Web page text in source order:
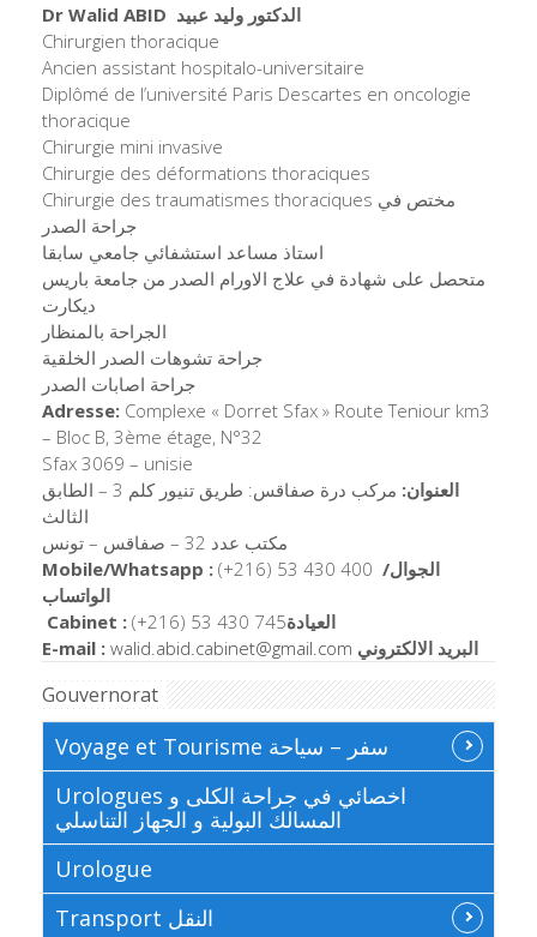
Dr Walid ABID الدكتور وليد عبيد
Chirurgien thoracique
Ancien assistant hospitalo-universitaire
Diplômé de l’université Paris Descartes en oncologie
thoracique
Chirurgie mini invasive
Chirurgie des déformations thoraciques
Chirurgie des traumatismes thoraciques مختص في
جراحة الصدر
استاذ مساعد استشفائي جامعي سابقا
متحصل على شهادة في علاج الاورام الصدر من جامعة باريس
ديكارت
الجراحة بالمنظار
جراحة تشوهات الصدر الخلقية
جراحة اصابات الصدر
Adresse: Complexe « Dorret Sfax » Route Teniour km3
– Bloc B, 3ème étage, N°32
Sfax 3069 – unisie
العنوان:
مركب درة صفاقس: طريق تنيور كلم 3 – الطابق
الثالث
مكتب عدد 32 – صفاقس – تونس
Mobile/Whatsapp : (+216) 53 430 400 الجوال/
الواتساب
Cabinet : (+216) 53 430 745العيادة
E-mail : walid.abid.cabinet@gmail.com البريد الالكتروني
Gouvernorat
Voyage et Tourisme سفر – سياحة
Urologues اخصائي في جراحة الكلى و
المسالك البولية و الجهاز التناسلي
Urologue
Transport النقل